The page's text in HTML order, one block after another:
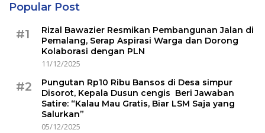
Popular Post
#1
Rizal Bawazier Resmikan Pembangunan Jalan di
Pemalang, Serap Aspirasi Warga dan Dorong
Kolaborasi dengan PLN
11/12/2025
#2
Pungutan Rp10 Ribu Bansos di Desa simpur
Disorot, Kepala Dusun cengis Beri Jawaban
Satire: “Kalau Mau Gratis, Biar LSM Saja yang
Salurkan”
05/12/2025